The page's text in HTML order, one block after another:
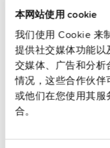
本网站使用 cookie
我们使用 Cookie 来
提供社交媒体功能
交媒体、广告和分析
情况，这些合作伙伴
或他们在您使用其
合。
QS40.241
QS40.241-